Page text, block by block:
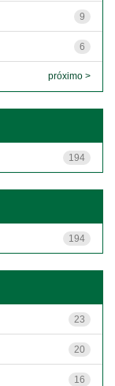
9
6
próximo >
194
194
23
20
16